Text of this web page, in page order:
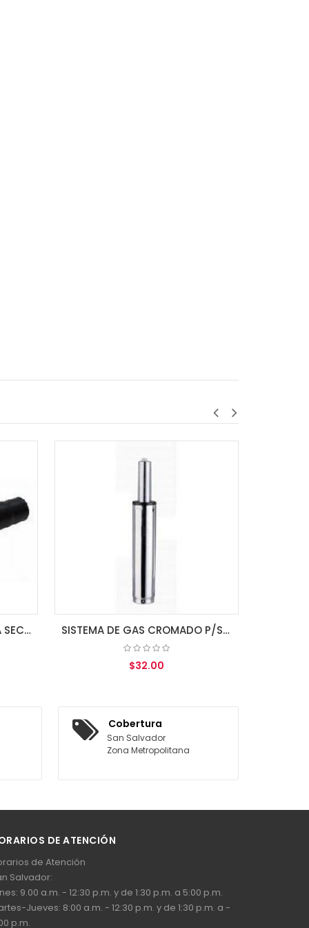
SISTEMA DE GAS CROMADO P/SILLA 260MM
Cobertura
San Salvador
Zona Metropolitana
DE ATENCIÓN
de Atención
Salvador:
9.00 a.m. - 12:30 p.m. y de 1:30 p.m. a 5:00 p.m.
Jueves: 8:00 a.m. - 12:30 p.m. y de 1:30 p.m. a -
p.m.